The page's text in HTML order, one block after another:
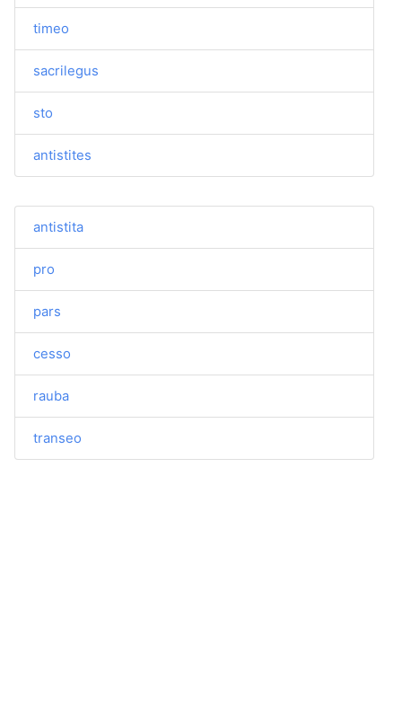
timeo
sacrilegus
sto
antistites
antistita
pro
pars
cesso
rauba
transeo